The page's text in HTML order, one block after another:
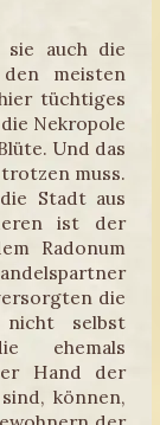
sie auch die
meisten
tüchtiges
Nekropole
Und das
muss.
Stadt aus
ist der
Radonum
die
selbst
ehemals
Hand der
können,